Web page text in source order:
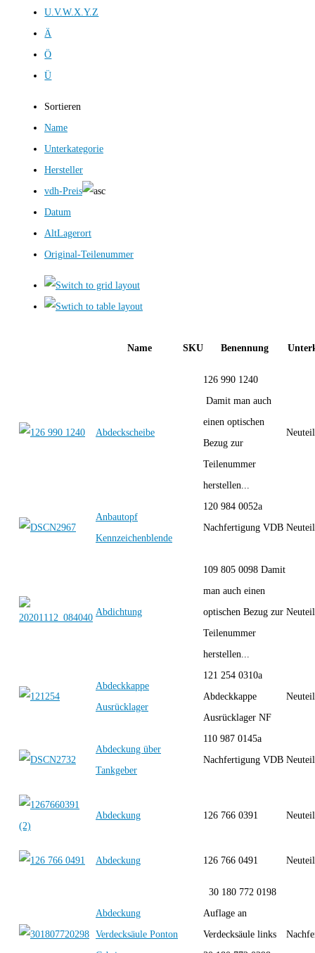
U.V.W.X.Y.Z
Ä
Ö
Ü
Sortieren
Name
Unterkategorie
Hersteller
vdh-Preis
Datum
AltLagerort
Original-Teilenummer
Name SKU Benennung
Abdeckscheibe
126 990 1240
Damit man auch
einen optischen
Bezug zur
Teilenummer
herstellen...
Anbautopf
Kennzeichenblende
120 984 0052a
Nachfertigung VDB
Abdichtung
109 805 0098 Damit
man auch einen
optischen Bezug zur
Teilenummer
herstellen...
Abdeckkappe
Ausrücklager
121 254 0310a
Abdeckkappe
Ausrücklager NF
Abdeckung über
Tankgeber
110 987 0145a
Nachfertigung VDB
Abdeckung 126 766 0391
Abdeckung 126 766 0491
Abdeckung
Verdecksäule Ponton
30 180 772 0198
Auflage an
Verdecksäule links